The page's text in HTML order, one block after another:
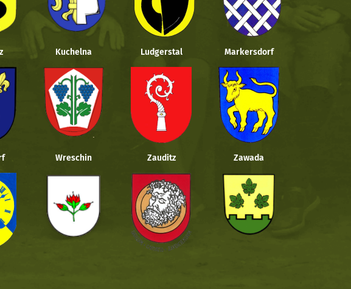
Kuchelna Ludgerstal Markersdorf
Wreschin Zauditz Zawada